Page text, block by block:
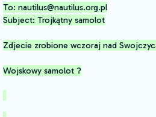
To: nautilus@nautilus.org.pl
Subject: Trojkątny samolot
Zdjecie zrobione wczoraj nad
Wojskowy samolot ?